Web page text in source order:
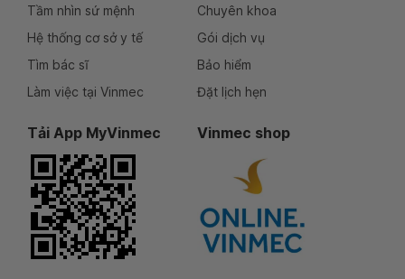
Tầm nhìn sứ mệnh
Hệ thống cơ sở y tế
Tìm bác sĩ
Làm việc tại Vinmec
Chuyên khoa
Gói dịch vụ
Bảo hiểm
Đặt lịch hẹn
Tải App MyVinmec Vinmec shop